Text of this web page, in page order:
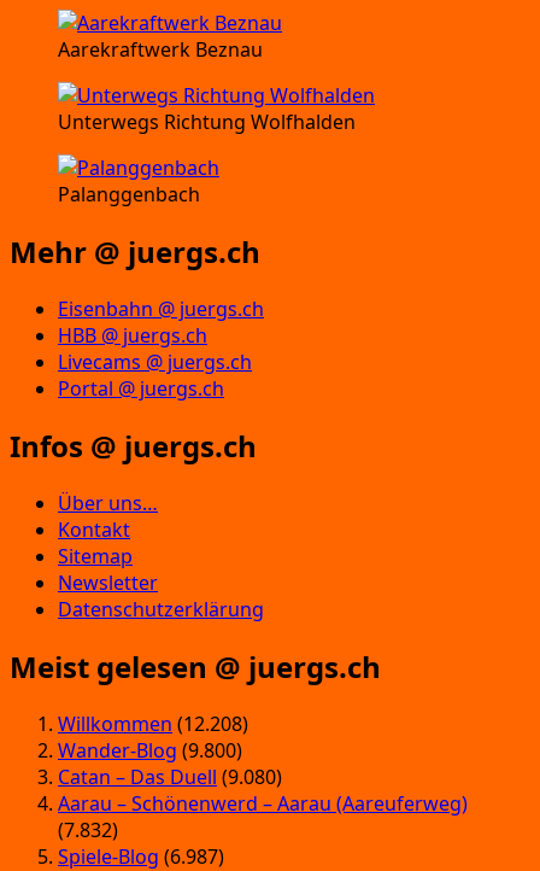
Aarekraftwerk Beznau
Unterwegs Richtung Wolfhalden
Palanggenbach
Mehr @ juergs.ch
Eisenbahn @ juergs.ch
HBB @ juergs.ch
Livecams @ juergs.ch
Portal @ juergs.ch
Infos @ juergs.ch
Über uns…
Kontakt
Sitemap
Newsletter
Datenschutzerklärung
Meist gelesen @ juergs.ch
Willkommen (12.208)
Wander-Blog (9.800)
Catan – Das Duell (9.080)
Aarau – Schönenwerd – Aarau (Aareuferweg)
(7.832)
Spiele-Blog (6.987)